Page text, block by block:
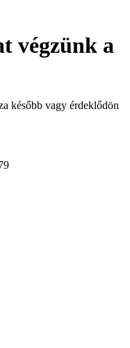
végzünk a
később vagy érdeklődön